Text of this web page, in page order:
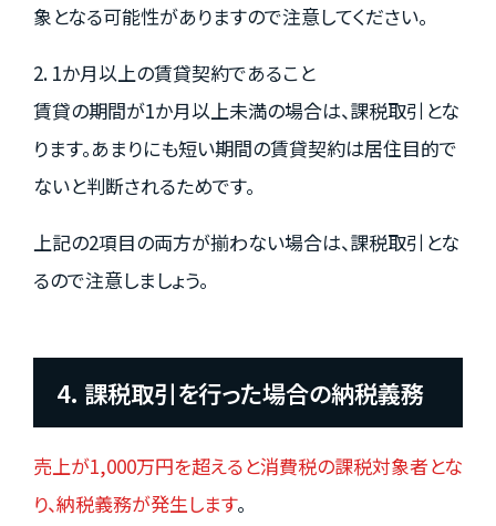
象となる可能性がありますので注意してください。
2. 1か月以上の賃貸契約であること
賃貸の期間が1か月以上未満の場合は、課税取引とな
ります。あまりにも短い期間の賃貸契約は居住目的で
ないと判断されるためです。
上記の2項目の両方が揃わない場合は、課税取引とな
るので注意しましょう。
4. 課税取引を行った場合の納税義務
売上が1,000万円を超えると消費税の課税対象者とな
り、納税義務が発生します。